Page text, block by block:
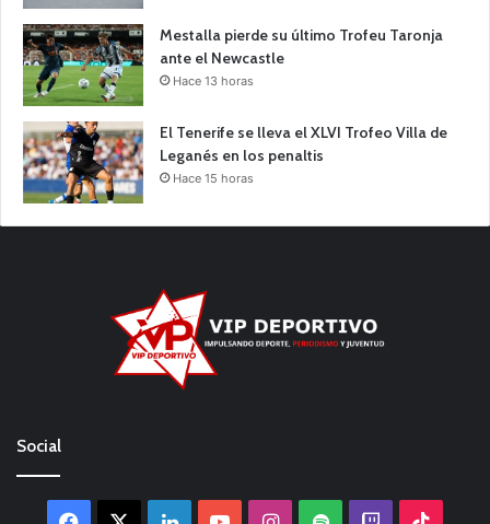
Mestalla pierde su último Trofeu Taronja
ante el Newcastle
Hace 13 horas
El Tenerife se lleva el XLVI Trofeo Villa de
Leganés en los penaltis
Hace 15 horas
Social